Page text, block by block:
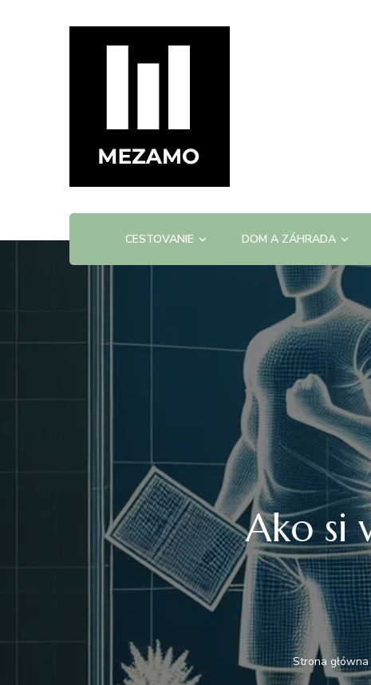
mezamo.sk
CESTOVANIE DOM A ZÁHRADA
Ako si
Strona główna